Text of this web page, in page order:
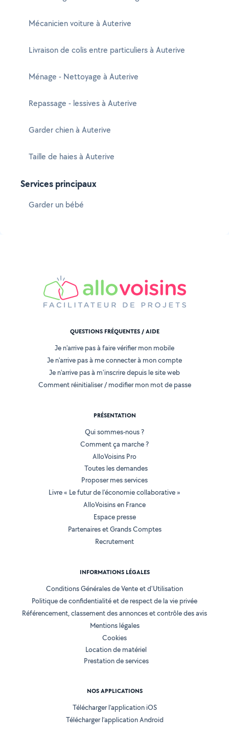
Mécanicien voiture à Auterive
Livraison de colis entre particuliers à Auterive
Ménage - Nettoyage à Auterive
Repassage - lessives à Auterive
Garder chien à Auterive
Taille de haies à Auterive
Services principaux
Garder un bébé
QUESTIONS FRÉQUENTES / AIDE
Je n'arrive pas à faire vérifier mon mobile
Je n'arrive pas à me connecter à mon compte
Je n'arrive pas à m'inscrire depuis le site web
Comment réinitialiser / modifier mon mot de passe
PRÉSENTATION
Qui sommes-nous ?
Comment ça marche ?
AlloVoisins Pro
Toutes les demandes
Proposer mes services
Livre « Le futur de l'économie collaborative »
AlloVoisins en France
Espace presse
Partenaires et Grands Comptes
Recrutement
INFORMATIONS LÉGALES
Conditions Générales de Vente et d'Utilisation
Politique de confidentialité et de respect de la vie privée
Référencement, classement des annonces et contrôle des avis
Mentions légales
Cookies
Location de matériel
Prestation de services
NOS APPLICATIONS
Télécharger l’application iOS
Télécharger l’application Android